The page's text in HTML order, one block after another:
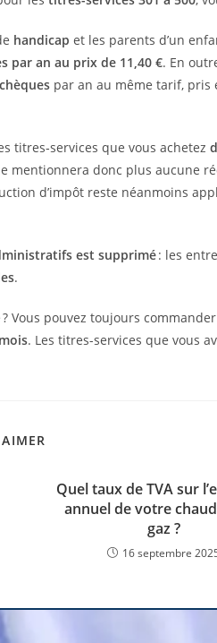
handicap et les parents d’un
par an au prix de 11,40 €. En
par an au même tarif, pris
titres‑services que vous achetez
mentionnera donc plus aucune
d’impôt reste néanmoins
est supprimé: les
.
? Vous pouvez toujours commander
. Les titres-services que vous
Quel taux de TVA sur
annuel de votre
gaz ?
16 septembre